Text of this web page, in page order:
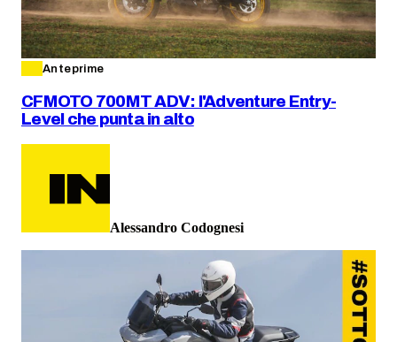
Anteprime
CFMOTO 700MT ADV: l'Adventure Entry-
Level che punta in alto
Alessandro Codognesi